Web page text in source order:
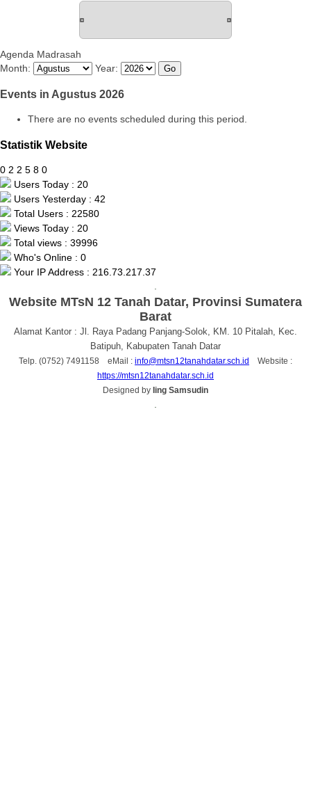
Agenda Madrasah
Month:
Year:
Events in Agustus 2026
There are no events scheduled during this period.
Statistik Website
0 2 2 5 8 0
Users Today : 20
Users Yesterday : 42
Total Users : 22580
Views Today : 20
Total views : 39996
Who's Online : 0
Your IP Address : 216.73.217.37
Website MTsN 12 Tanah Datar, Provinsi Sumatera
Barat
Alamat Kantor : Jl. Raya Padang Panjang-Solok, KM. 10 Pitalah, Kec.
Batipuh, Kabupaten Tanah Datar
Telp. (0752) 7491158 eMail : info@mtsn12tanahdatar.sch.id
Website :
https://mtsn12tanahdatar.sch.id
Designed by Iing Samsudin